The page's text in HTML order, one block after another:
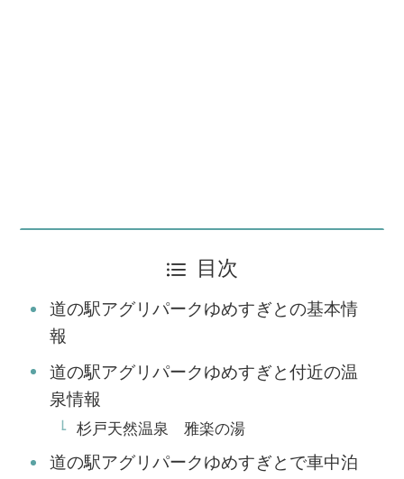
目次
道の駅アグリパークゆめすぎとの基本情
報
道の駅アグリパークゆめすぎと付近の温
泉情報
杉戸天然温泉 雅楽の湯
道の駅アグリパークゆめすぎとで車中泊